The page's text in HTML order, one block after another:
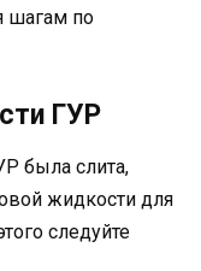
шагам по
ГУР
была слита,
жидкости для
следуйте